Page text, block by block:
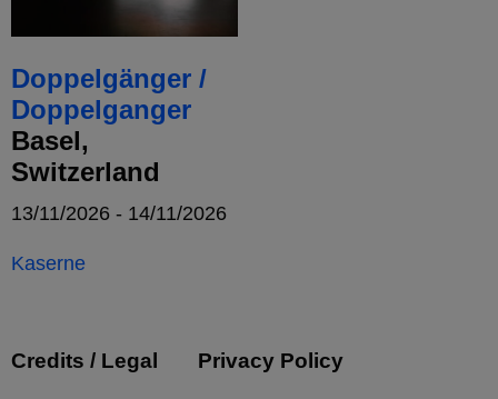
Doppelgänger /
Doppelganger
Basel,
Switzerland
13/11/2026 - 14/11/2026
Kaserne
Credits / Legal Privacy Policy